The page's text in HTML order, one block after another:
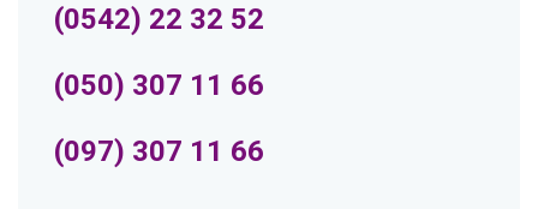
(0542) 22 32 52
(050) 307 11 66
(097) 307 11 66